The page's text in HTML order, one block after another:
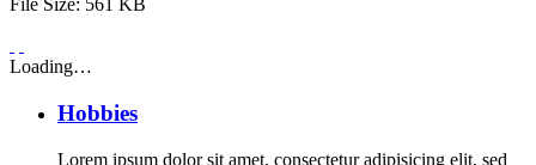
File Size: 561 KB
Loading…
Hobbies
Lorem ipsum dolor sit amet, consectetur adipisicing elit, sed